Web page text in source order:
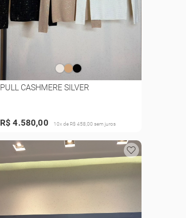
PULL CASHMERE SILVER
R$ 4.580,00 10x de R$ 458,00 sem juros